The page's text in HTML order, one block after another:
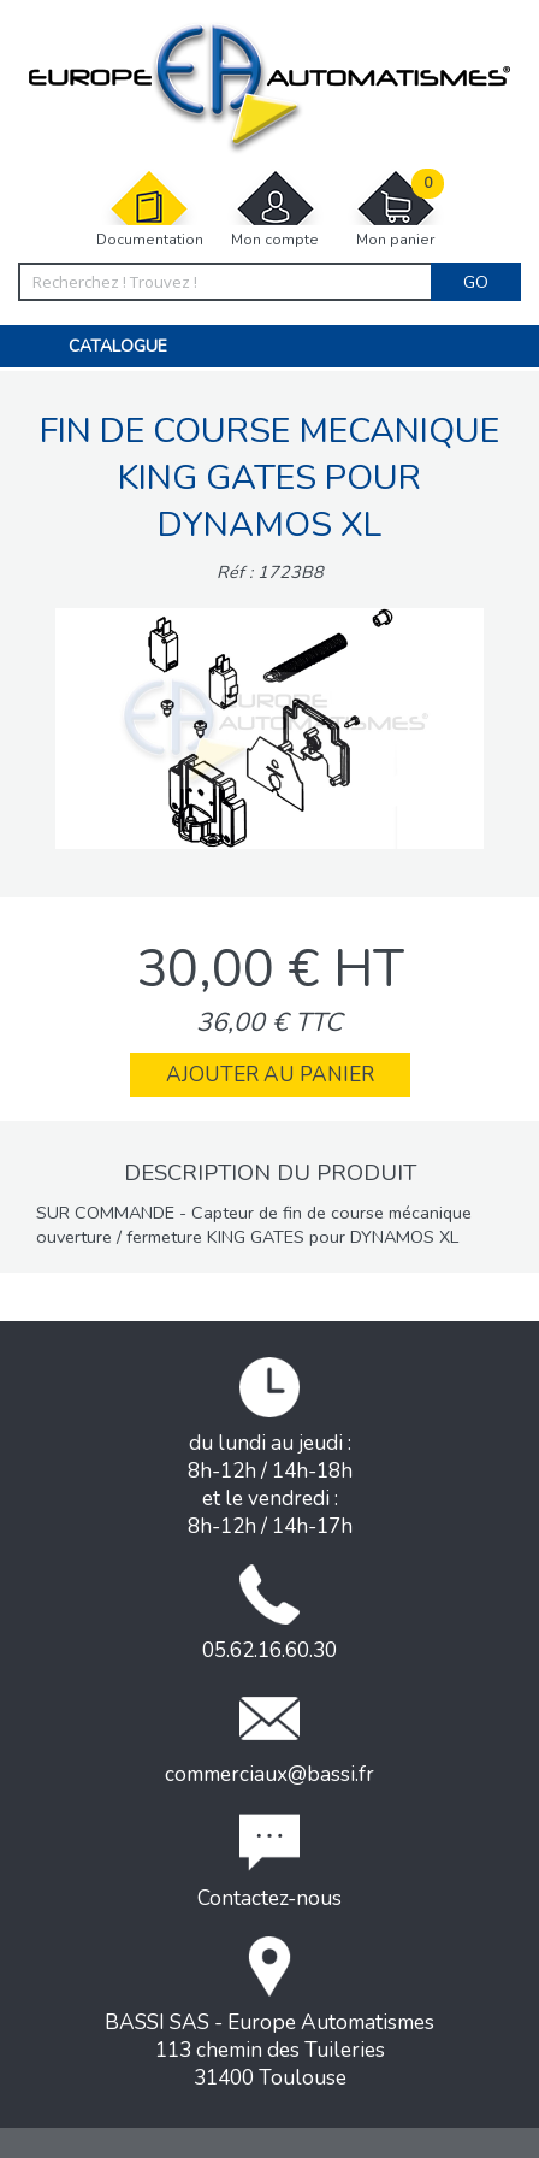
Documentation Mon compte Mon panier
0
GO
CATALOGUE
MOTORISATIONS
ACCESSOIRES ET ELECTRONIQUES
INTERPHONES VISIOPHONES
FIN DE COURSE MECANIQUE
KING GATES POUR
DYNAMOS XL
Réf : 1723B8
30,00 € HT
36,00 € TTC
AJOUTER AU PANIER
DESCRIPTION DU PRODUIT
SUR COMMANDE - Capteur de fin de course mécanique
ouverture / fermeture KING GATES pour DYNAMOS XL
du lundi au jeudi :
8h-12h / 14h-18h
et le vendredi :
8h-12h / 14h-17h
05.62.16.60.30
commerciaux@bassi.fr
Contactez-nous
BASSI SAS - Europe Automatismes
113 chemin des Tuileries
31400 Toulouse